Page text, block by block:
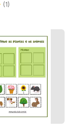
(1)